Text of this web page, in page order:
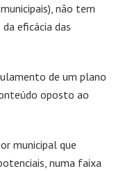
não tem
eficácia das
de um plano
oposto ao
municipal que
numa faixa